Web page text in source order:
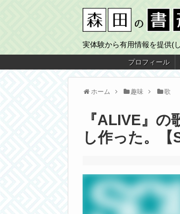
実体験から有用情報を提供(
プロフィール
ホーム 趣味 歌
『ALIVE』
し作った。【